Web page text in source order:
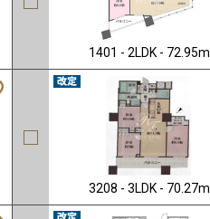
1401 - 2LDK - 72.95m
3208 - 3LDK - 70.27m